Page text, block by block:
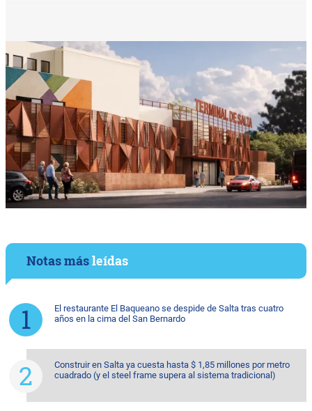
Notas másleídas
El restaurante El Baqueano se despide de Salta tras cuatro
años en la cima del San Bernardo
Construir en Salta ya cuesta hasta $ 1,85 millones por metro
cuadrado (y el steel frame supera al sistema tradicional)